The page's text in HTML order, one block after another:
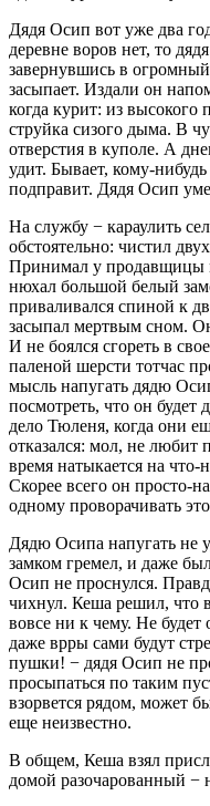
Дядя Осип вот уже два
деревне воров нет, то
завернувшись в
засыпает. Издали он
когда курит: из высокого
струйка сизого дыма. В
отверстия в куполе. А
удит. Бывает, кому-
подправит. Дядя Осип
На службу − караулить
обстоятельно: чистил
Принимал у продавщицы
нюхал большой белый
приваливался спиной к
засыпал мертвым сном.
И не боялся сгореть в
паленой шерсти тотчас
мысль напугать дядю
посмотреть, что он будет
дело Тюленя, когда они
отказался: мол, не любит
время натыкается на
Скорее всего он просто-
одному проворачивать
Дядю Осипа напугать не
замком гремел, и даже
Осип не проснулся.
чихнул. Кеша решил, что
вовсе ни к чему. Не будет
даже врры сами будут
пушки! − дядя Осип не
просыпаться по таким
взорвется рядом, может
еще неизвестно.
В общем, Кеша взял
домой разочарованный −